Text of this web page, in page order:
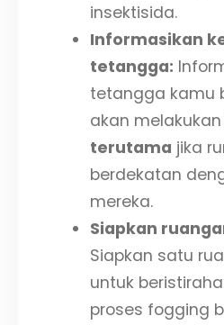
insektisida.
Informasikan
tetangga:
tetangga kamu
akan
terutama jika
berdekatan
mereka.
Siapkan
Siapkan satu
untuk
proses fogging